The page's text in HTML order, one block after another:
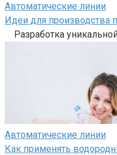
Автоматические линии
Идеи для производства
Разработка
Автоматические линии
Как применять